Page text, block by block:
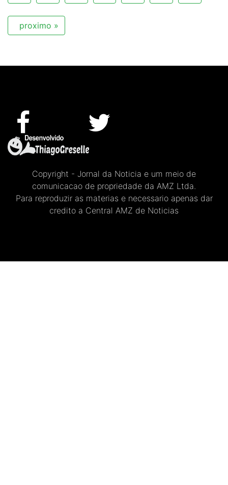
proximo »
Copyright - Jornal da Noticia e um meio de
comunicacao de propriedade da AMZ Ltda.
Para reproduzir as materias e necessario apenas dar
credito a Central AMZ de Noticias